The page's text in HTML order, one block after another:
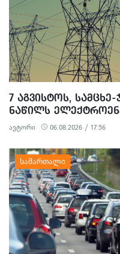
7 ᲐᲒᲕᲘᲡᲢᲝᲡ,
ᲜᲐᲬᲘᲚᲡ
ᲨᲔᲔᲖᲦᲣᲓᲔᲑᲐ
ავტორი 06.08.2026 / 17:56